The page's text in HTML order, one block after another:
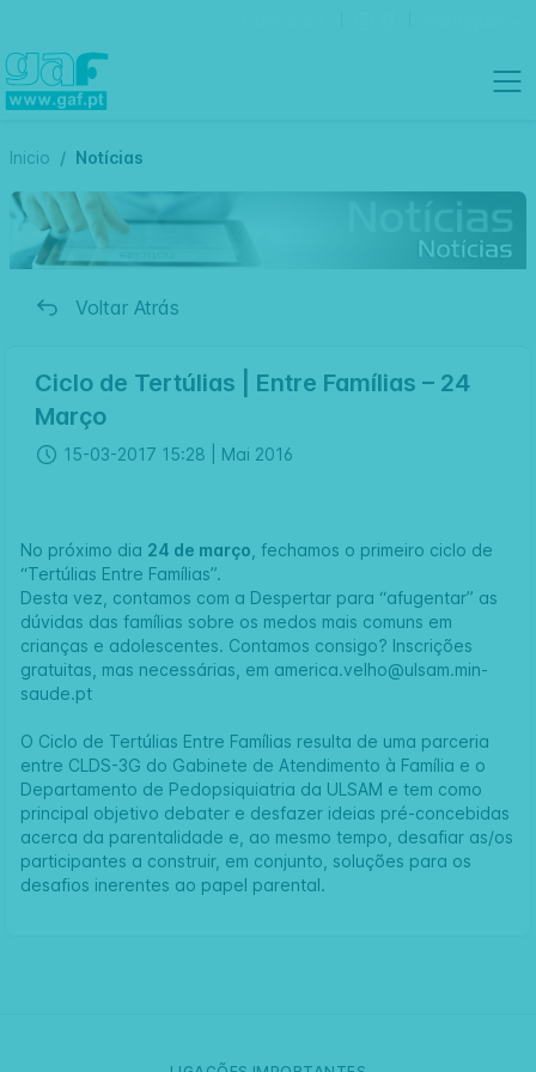
Inicio Notícias
Voltar Atrás
Ciclo de Tertúlias | Entre Famílias – 24
Março
15-03-2017 15:28 | Mai 2016
No próximo dia 24 de março , fechamos o primeiro ciclo de
“Tertúlias Entre Famílias”.
Desta vez, contamos com a Despertar para “afugentar” as
dúvidas das famílias sobre os medos mais comuns em
crianças e adolescentes. Contamos consigo? Inscrições
gratuitas, mas necessárias, em america.velho@ulsam.min-
saude.pt
O Ciclo de Tertúlias Entre Famílias resulta de uma parceria
entre CLDS-3G do Gabinete de Atendimento à Família e o
Departamento de Pedopsiquiatria da ULSAM e tem como
principal objetivo debater e desfazer ideias pré-concebidas
acerca da parentalidade e, ao mesmo tempo, desafiar as/os
participantes a construir, em conjunto, soluções para os
desafios inerentes ao papel parental.